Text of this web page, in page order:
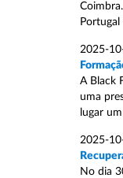
2025-
A Black
uma
lugar
2025-
No dia